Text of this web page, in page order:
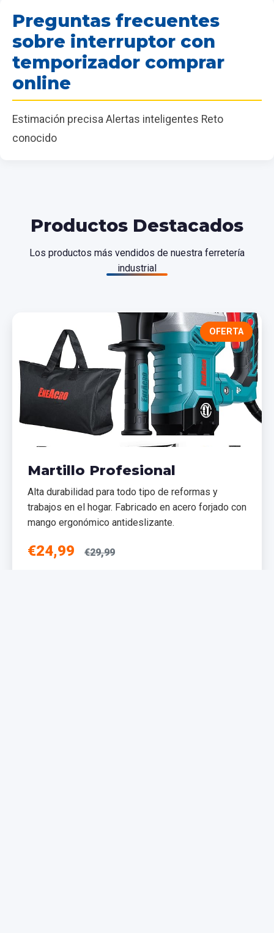
Preguntas frecuentes
sobre interruptor con
temporizador comprar
online
Estimación precisa Alertas inteligentes Reto
conocido
Productos Destacados
Los productos más vendidos de nuestra ferretería
industrial
OFERTA
Martillo Profesional
Alta durabilidad para todo tipo de reformas y
trabajos en el hogar. Fabricado en acero forjado con
mango ergonómico antideslizante.
€24,99 €29,99